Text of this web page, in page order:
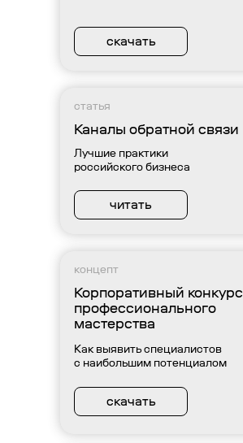
Корпоративный конкурс
профессионального
мастерства
Как выявить специалистов
с наибольшим потенциалом
концепт
скачать
скачать
Каналы обратной связи
Лучшие практики
российского бизнеса
статья
читать